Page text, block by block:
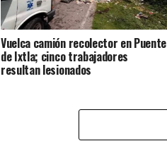
Vuelca camión recolector en Puente
de Ixtla; cinco trabajadores
resultan lesionados